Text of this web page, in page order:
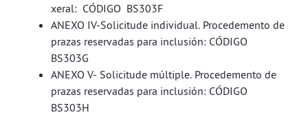
xeral: CÓDIGO BS303F
ANEXO IV-Solicitude individual. Procedemento de
prazas reservadas para inclusión: CÓDIGO
BS303G
ANEXO V- Solicitude múltiple. Procedemento de
prazas reservadas para inclusión: CÓDIGO
BS303H